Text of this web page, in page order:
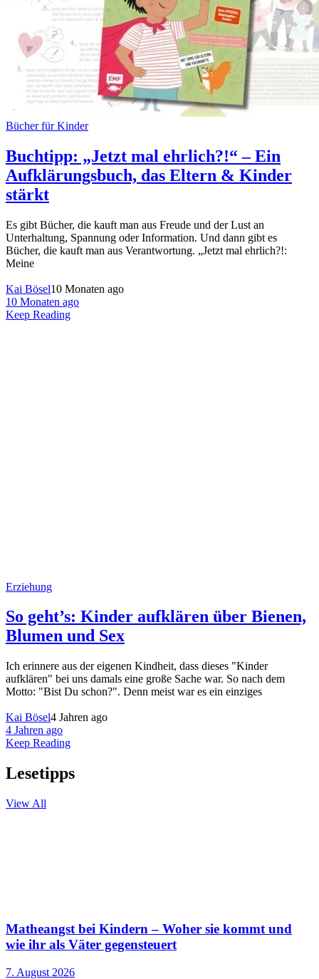
Bücher für Kinder
Buchtipp: „Jetzt mal ehrlich?!“ – Ein
Aufklärungsbuch, das Eltern & Kinder
stärkt
Es gibt Bücher, die kauft man aus Freude und der Lust an
Unterhaltung, Spannung oder Information. Und dann gibt es
Bücher, die kauft man aus Verantwortung. „Jetzt mal ehrlich?!:
Meine
Kai Bösel10 Monaten ago
10 Monaten ago
Keep Reading
Erziehung
So geht’s: Kinder aufklären über Bienen,
Blumen und Sex
Ich erinnere aus der eigenen Kindheit, dass dieses "Kinder
aufklären" bei uns damals eine große Sache war. So nach dem
Motto: "Bist Du schon?". Denn meist war es ein einziges
Kai Bösel4 Jahren ago
4 Jahren ago
Keep Reading
Lesetipps
View All
Matheangst bei Kindern – Woher sie kommt und
wie ihr als Väter gegensteuert
7. August 2026